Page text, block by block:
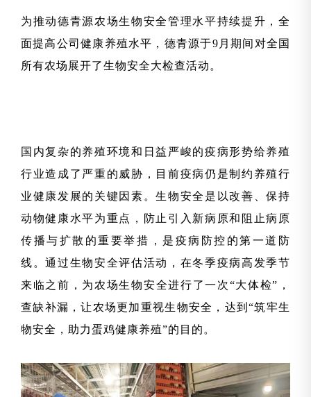
为推动德青源农场生物安全管理水平持续提升，全
面提高公司健康养殖水平，德青源于9月期间 对全国
所有农场展开了生物安全大检查活动。
国内复杂的养殖环境和日益严峻的疫病形势给养殖
行业造成了严重的威胁，目前疫病仍是制约养殖行
业健康发展的关键因素。生物安全是以改善、保持
动物健康水平为重点，防止引入新病原和阻止病原
传播与扩散的重要举措，是疫病防控的第一道防
线。通过生物安全评估活动，在冬季疫病高发季节
来临之前，为农场生物安全进行了一次“大体检”，
查缺补漏，让农场更加重视生物安全，达到“筑牢生
物安全，助力蛋鸡健康养殖”的目的。